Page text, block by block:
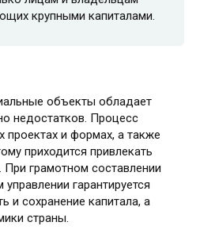
крупными капиталами.
объекты обладает
недостатков. Процесс
проектах и формах, а также
приходится привлекать
грамотном составлении
гарантируется
и сохранение капитала, а
страны.